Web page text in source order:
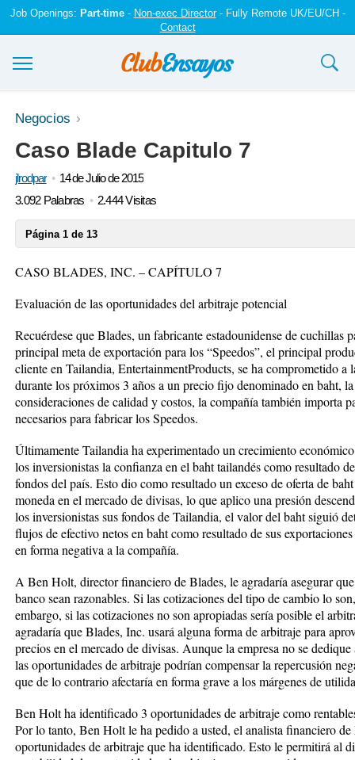
Job Openings: Part-time- Non-exec Director- Fully Remote UK/EU/CH -
Contact
Ensayos y trabajos
Registrarse
Iniciar sesión
Negocios
Caso Blade Capitulo 7
jlrodpar
14 de Julio de 2015
3.092 Palabras
2.444 Visitas
Página 1 de 13
CASO BLADES, INC. – CAPÍTULO 7
Evaluación de las oportunidades del arbitraje potencial
Recuérdese que Blades, un fabricante estadounidense de cuchillas
principal meta de exportación para los “Speedos”, el principal
cliente en Tailandia, EntertainmentProducts, se ha comprometido a
durante los próximos 3 años a un precio fijo denominado en baht,
consideraciones de calidad y costos, la compañía también importa
necesarios para fabricar los Speedos.
Últimamente Tailandia ha experimentado un crecimiento
los inversionistas la confianza en el baht tailandés como resultado
fondos del país. Esto dio como resultado un exceso de oferta de
moneda en el mercado de divisas, lo que aplico una presión
los inversionistas sus fondos de Tailandia, el valor del baht siguió
flujos de efectivo netos en baht como resultado de sus
en forma negativa a la compañía.
A Ben Holt, director financiero de Blades, le agradaría asegurar
banco sean razonables. Si las cotizaciones del tipo de cambio lo
embargo, si las cotizaciones no son apropiadas sería posible el
agradaría que Blades, Inc. usará alguna forma de arbitraje para
precios en el mercado de divisas. Aunque la empresa no se
las oportunidades de arbitraje podrían compensar la repercusión
que de lo contrario afectaría en forma grave a los márgenes de
Ben Holt ha identificado 3 oportunidades de arbitraje como
Por lo tanto, Ben Holt le ha pedido a usted, el analista financiero
oportunidades de arbitraje que ha identificado. Esto le permitirá al